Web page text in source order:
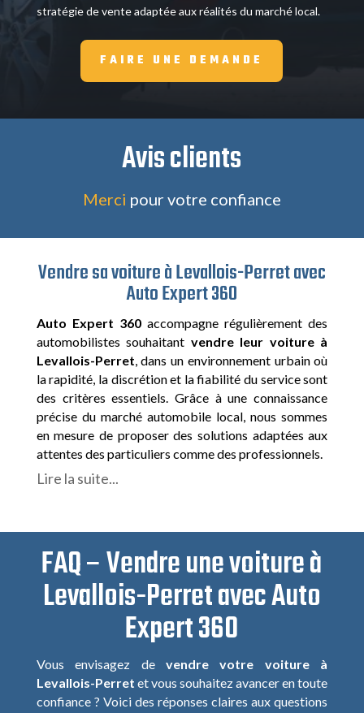
stratégie de vente adaptée aux réalités du marché local.
FAIRE UNE DEMANDE
Avis clients
Merci pour votre confiance
Vendre sa voiture à Levallois-Perret avec
Auto Expert 360
Auto Expert 360accompagne régulièrement des
automobilistes souhaitant vendre leur voiture à
Levallois-Perret , dans un environnement urbain où
la rapidité, la discrétion et la fiabilité du service sont
des critères essentiels. Grâce à une connaissance
précise du marché automobile local, nous sommes
en mesure de proposer des solutions adaptées aux
attentes des particuliers comme des professionnels.
Lire la suite...
FAQ – Vendre une voiture à
Levallois-Perret avec Auto
Expert 360
Vous envisagez de vendre votre voiture à
Levallois-Perret et vous souhaitez avancer en toute
confiance ? Voici des réponses claires aux questions